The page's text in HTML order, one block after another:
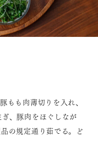
もも肉薄切りを入れ、
、豚肉をほぐしなが
の規定通り茹でる。ど